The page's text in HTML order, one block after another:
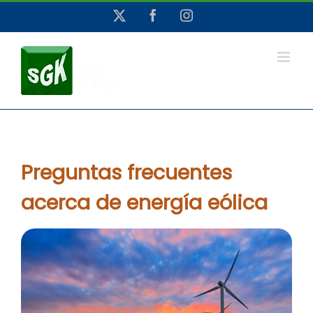
contenido
FacebookInstagram
Preguntas frecuentes
acerca de energía eólica